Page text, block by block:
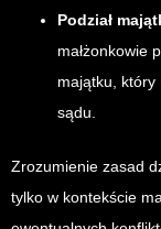
Podział
małżonkowie
majątku,
sądu.
Zrozumienie zasad
tylko w kontekście